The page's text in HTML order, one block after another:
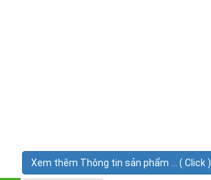
Xem thêm Thông tin sản phẩm ... ( Click )